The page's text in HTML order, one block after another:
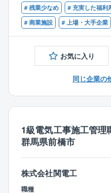
★ビルメンテナンス・施工
発注者側の施設管理側へキ
【業務内容】
コンビニなどの単独の商
複合商業施設の建物管理
主に、 建物維持管理の為
テナントからの問い合わ
※一部ではございますが、
※施工管理やビルメンテナ
方は、経験を活かしながら
【具体的には】
・施工管理：関係各所への
■歓迎資格
・各種施工管理技士資格
・建築士資格
# 残業少なめ # 充実した福利
# 商業施設
# 上場・大手企業
お気に入り
同じ企業の
1級電気工事施工管
群馬県前橋市
株式会社関電工
職種